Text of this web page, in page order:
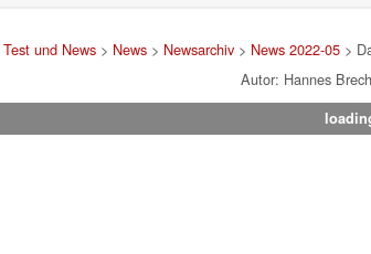
und News> News> Newsarchiv> News 2022-05>
Autor: Hannes